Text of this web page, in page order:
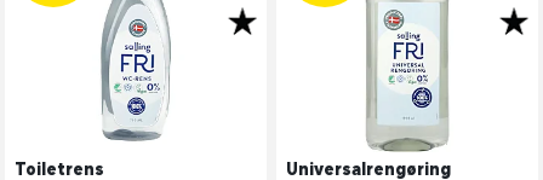
Toiletrens
Universalrengøring